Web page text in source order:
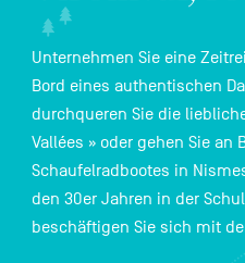
Navigation
secondaire
Unternehmen Sie eine
Bord eines authentischen
durchqueren Sie die
Vallées » oder gehen Sie an
Schaufelradbootes in
den 30er Jahren in der
beschäftigen Sie sich mit